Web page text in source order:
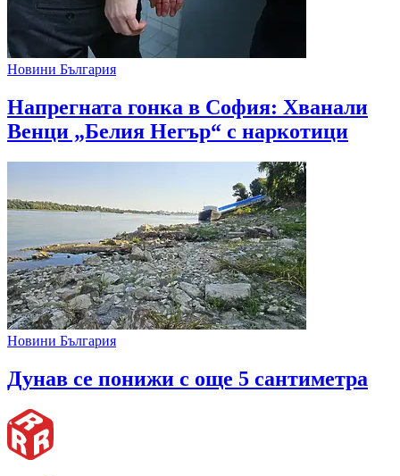
Новини България
Напрегната гонка в София: Хванали
Венци „Белия Негър“ с наркотици
Новини България
Дунав се понижи с още 5 сантиметра